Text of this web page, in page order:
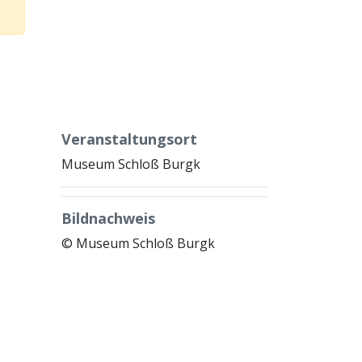
Veranstaltungsort
Museum Schloß Burgk
Bildnachweis
© Museum Schloß Burgk